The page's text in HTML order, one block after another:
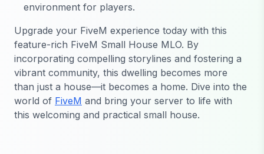
environment for players.
Upgrade your FiveM experience today with this
feature-rich FiveM Small House MLO. By
incorporating compelling storylines and fostering a
vibrant community, this dwelling becomes more
than just a house—it becomes a home. Dive into the
world of FiveM and bring your server to life with
this welcoming and practical small house.